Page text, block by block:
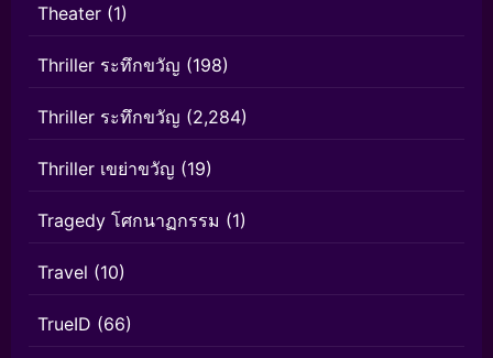
Theater (1)
Thriller ระทึกขวัญ (198)
Thriller ระทึกขวัญ (2,284)
Thriller เขย่าขวัญ (19)
Tragedy โศกนาฏกรรม (1)
Travel (10)
TrueID (66)